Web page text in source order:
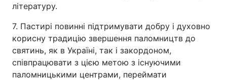
літературу.
7. Пастирі повинні підтримувати добру і духовно
корисну традицію звершення паломництв до
святинь, як в Україні, так і закордоном,
співпрацювати з цією метою з існуючими
паломницькими центрами, переймати